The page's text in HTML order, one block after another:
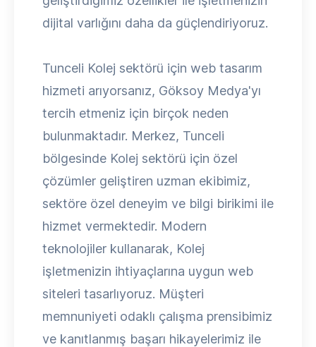
dijital varlığını daha da güçlendiriyoruz.
Tunceli Kolej sektörü için web tasarım
hizmeti arıyorsanız, Göksoy Medya'yı
tercih etmeniz için birçok neden
bulunmaktadır. Merkez, Tunceli
bölgesinde Kolej sektörü için özel
çözümler geliştiren uzman ekibimiz,
sektöre özel deneyim ve bilgi birikimi ile
hizmet vermektedir. Modern
teknolojiler kullanarak, Kolej
işletmenizin ihtiyaçlarına uygun web
siteleri tasarlıyoruz. Müşteri
memnuniyeti odaklı çalışma prensibimiz
ve kanıtlanmış başarı hikayelerimiz ile